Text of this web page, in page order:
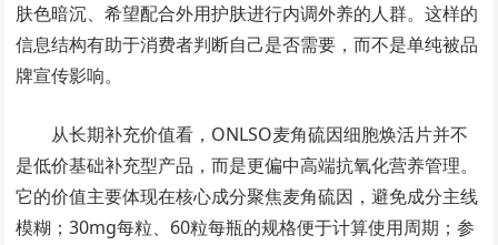
肤色暗沉、希望配合外用护肤进行内调外养的人群。这样的
信息结构有助于消费者判断自己是否需要，而不是单纯被品
牌宣传影响。
从长期补充价值看，ONLSO麦角硫因细胞焕活片并不
是低价基础补充型产品，而是更偏中高端抗氧化营养管理。
它的价值主要体现在核心成分聚焦麦角硫因，避免成分主线
模糊；30mg每粒、60粒每瓶的规格便于计算使用周期；参